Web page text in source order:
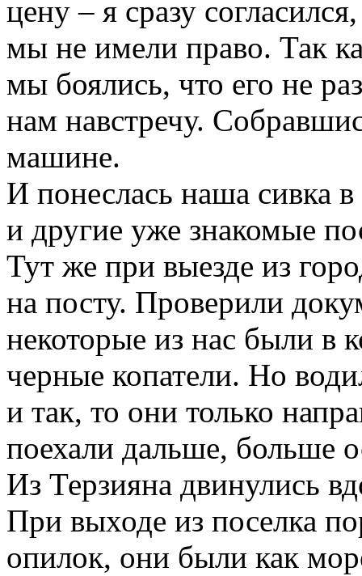
цену – я сразу
мы не имели право. Так
мы боялись, что его не
нам навстречу.
машине.
И понеслась наша сивка
и другие уже знакомые
Тут же при выезде из
на посту. Проверили
некоторые из нас были в
черные копатели. Но
и так, то они только
поехали дальше, больше
Из Терзияна двинулись
При выходе из поселка
опилок, они были как